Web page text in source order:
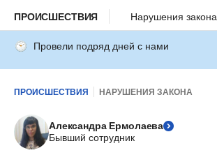
ПРОИСШЕСТВИЯ Нарушения закона
Провели подряд дней с нами
ПРОИСШЕСТВИЯ НАРУШЕНИЯ ЗАКОНА
Александра Ермолаева
Бывший сотрудник